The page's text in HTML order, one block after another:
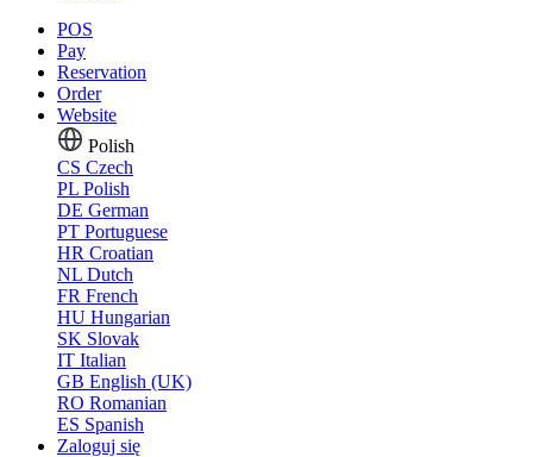
POS
Pay
Reservation
Order
Website
Polish
CS Czech
PL Polish
DE German
PT Portuguese
HR Croatian
NL Dutch
FR French
HU Hungarian
SK Slovak
IT Italian
GB English (UK)
RO Romanian
ES Spanish
Zaloguj się